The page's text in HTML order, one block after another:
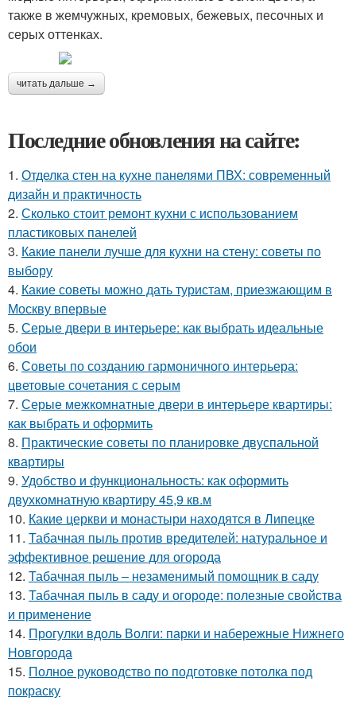
также в жемчужных, кремовых, бежевых, песочных и
серых оттенках.
читать дальше →
Последние обновления на сайте:
1. Отделка стен на кухне панелями ПВХ: современный
дизайн и практичность
2. Сколько стоит ремонт кухни с использованием
пластиковых панелей
3. Какие панели лучше для кухни на стену: советы по
выбору
4. Какие советы можно дать туристам, приезжающим в
Москву впервые
5. Серые двери в интерьере: как выбрать идеальные
обои
6. Советы по созданию гармоничного интерьера:
цветовые сочетания с серым
7. Серые межкомнатные двери в интерьере квартиры:
как выбрать и оформить
8. Практические советы по планировке двуспальной
квартиры
9. Удобство и функциональность: как оформить
двухкомнатную квартиру 45,9 кв.м
10. Какие церкви и монастыри находятся в Липецке
11. Табачная пыль против вредителей: натуральное и
эффективное решение для огорода
12. Табачная пыль – незаменимый помощник в саду
13. Табачная пыль в саду и огороде: полезные свойства
и применение
14. Прогулки вдоль Волги: парки и набережные Нижнего
Новгорода
15. Полное руководство по подготовке потолка под
покраску